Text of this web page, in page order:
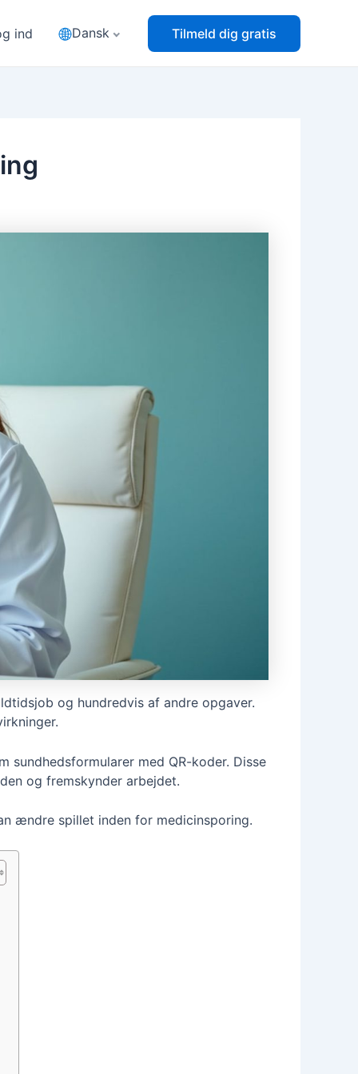
ind Dansk Tilmeld dig gratis
og hundredvis af andre opgaver.
med QR-koder. Disse
og fremskynder arbejdet.
ændre spillet inden for medicinsporing.